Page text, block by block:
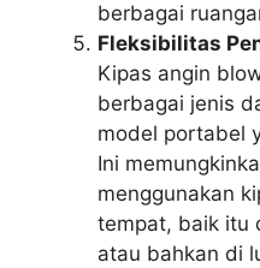
berbagai
Fleksibilitas
Kipas angin
berbagai jenis
model portabel
Ini
menggunakan
tempat, baik itu
atau bahkan di